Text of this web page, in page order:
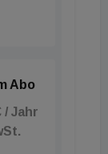
finanziell
und
Abo
/ Jahr